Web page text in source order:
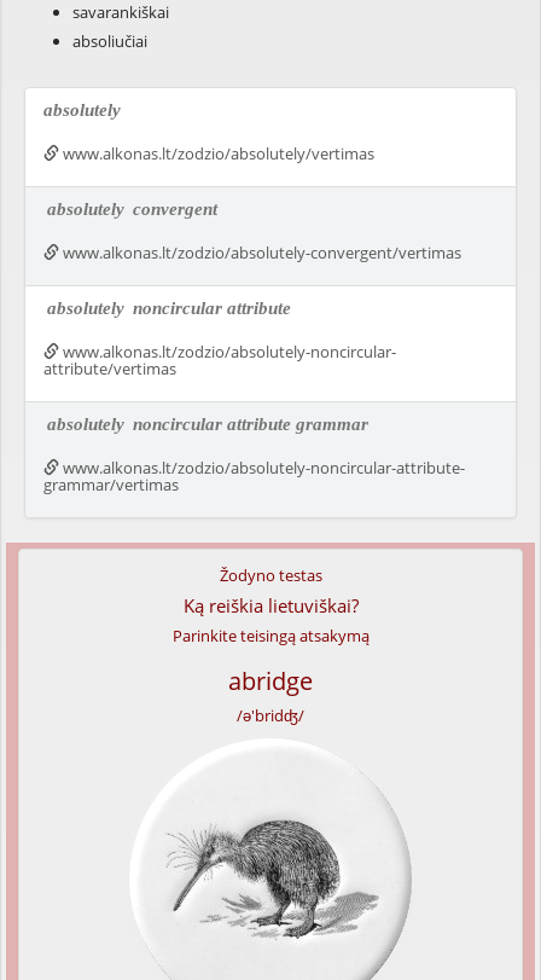
savarankiškai
absoliučiai
absolutely
www.alkonas.lt/zodzio/absolutely/vertimas
absolutely convergent
www.alkonas.lt/zodzio/absolutely-convergent/vertimas
absolutely noncircular attribute
www.alkonas.lt/zodzio/absolutely-noncircular-
attribute/vertimas
absolutely noncircular attribute grammar
www.alkonas.lt/zodzio/absolutely-noncircular-attribute-
grammar/vertimas
Žodyno testas
Ką reiškia lietuviškai?
Parinkite teisingą atsakymą
abridge
/ə'bridʤ/